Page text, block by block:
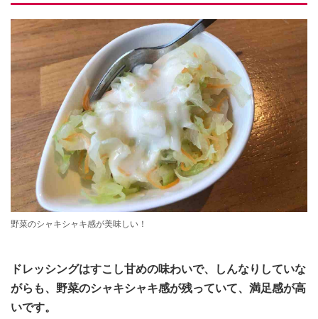
野菜のシャキシャキ感が美味しい！
ドレッシングはすこし甘めの味わいで、しんなりしていな
がらも、野菜のシャキシャキ感が残っていて、満足感が高
いです。